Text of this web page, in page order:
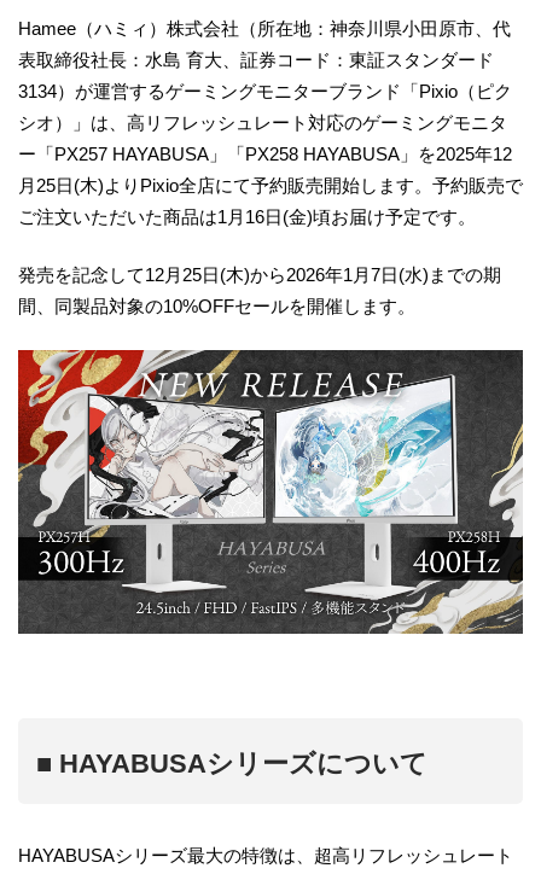
Hamee（ハミィ）株式会社（所在地：神奈川県小田原市、代
表取締役社長：水島 育大、証券コード：東証スタンダード
3134）が運営するゲーミングモニターブランド「Pixio（ピク
シオ）」は、高リフレッシュレート対応のゲーミングモニタ
ー「PX257 HAYABUSA」「PX258 HAYABUSA」を2025年12
月25日(木)よりPixio全店にて予約販売開始します。予約販売で
ご注文いただいた商品は1月16日(金)頃お届け予定です。
発売を記念して12月25日(木)から2026年1月7日(水)までの期
間、同製品対象の10%OFFセールを開催します。
■ HAYABUSAシリーズについて
HAYABUSAシリーズ最大の特徴は、超高リフレッシュレート